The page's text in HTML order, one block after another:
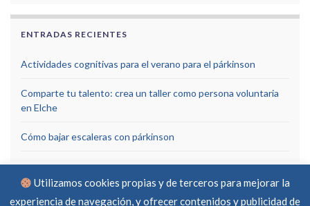
ENTRADAS RECIENTES
Actividades cognitivas para el verano para el párkinson
Comparte tu talento: crea un taller como persona voluntaria
en Elche
Cómo bajar escaleras con párkinson
Utilizamos cookies propias y de terceros para mejorar la
experiencia de navegación, y ofrecer contenidos y publicidad de